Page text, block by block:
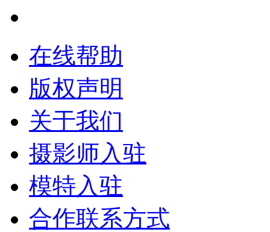
在线帮助
版权声明
关于我们
摄影师入驻
模特入驻
合作联系方式